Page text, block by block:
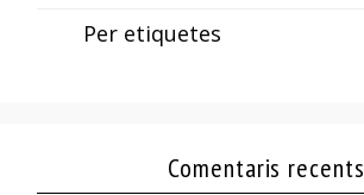
Per etiquetes
Comentaris recents